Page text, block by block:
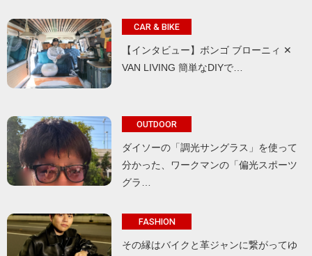
CAR & BIKE
【インタビュー】ボンゴ ブローニィ ✕
VAN LIVING 簡単なDIYで…
OUTDOOR
ダイソーの「調光サングラス」を使って
分かった、ワークマンの「偏光スポーツ
グラ…
FASHION
その縁はバイクと革ジャンに繋がってゆ